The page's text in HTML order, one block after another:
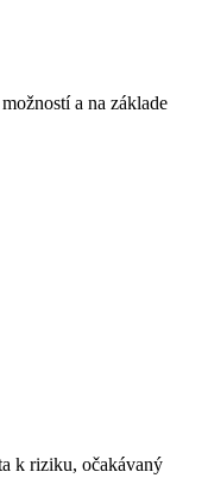
a na základe
k riziku, očakávaný